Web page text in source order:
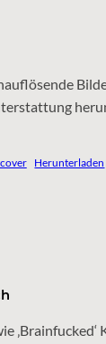
Herunterladen